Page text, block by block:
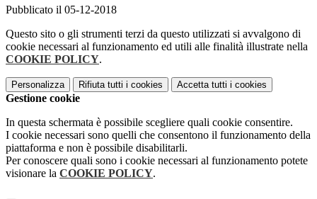
Pubblicato il 05-12-2018
Questo sito o gli strumenti terzi da questo utilizzati si avvalgono di
cookie necessari al funzionamento ed utili alle finalità illustrate nella
COOKIE POLICY.
Personalizza Rifiuta tutti i cookies Accetta tutti i cookies
Gestione cookie
In questa schermata è possibile scegliere quali cookie consentire.
I cookie necessari sono quelli che consentono il funzionamento della
piattaforma e non è possibile disabilitarli.
Per conoscere quali sono i cookie necessari al funzionamento potete
visionare la COOKIE POLICY.